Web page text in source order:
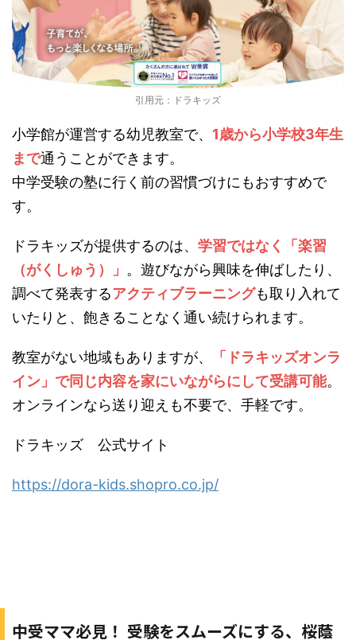
引用元：ドラキッズ
小学館が運営する幼児教室で、 1歳から小学校3年生
まで通うことができます。
中学受験の塾に行く前の習慣づけにもおすすめで
す。
ドラキッズが提供するのは、 学習ではなく「楽習
（がくしゅう）」 。遊びながら興味を伸ばしたり、
調べて発表するアクティブラーニングも取り入れて
いたりと、飽きることなく通い続けられます。
教室がない地域もありますが、
「ドラキッズオンラ
イン」で同じ内容を家にいながらにして受講可能。
オンラインなら送り迎えも不要で、手軽です。
ドラキッズ 公式サイト
https://dora-kids.shopro.co.jp/
中受ママ必見！ 受験をスムーズにする、桜蔭